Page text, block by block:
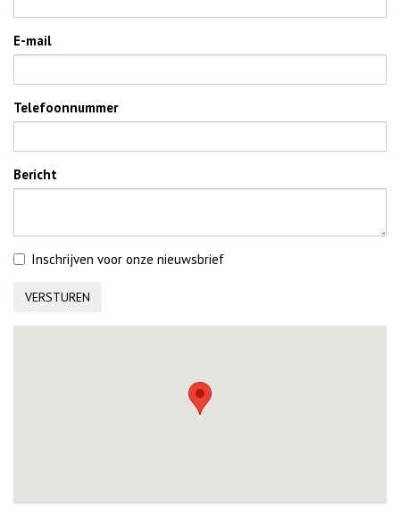
E-mail
Telefoonnummer
Bericht
Inschrijven voor onze nieuwsbrief
VERSTUREN